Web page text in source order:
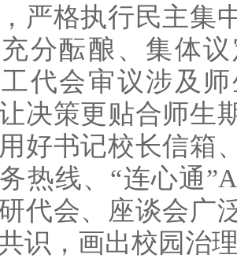
严格执行民主集
分酝酿、集体
代会审议涉及
决策更贴合师生
好书记校长信箱
热线、“连心通
代会、座谈会广
识，画出校园治